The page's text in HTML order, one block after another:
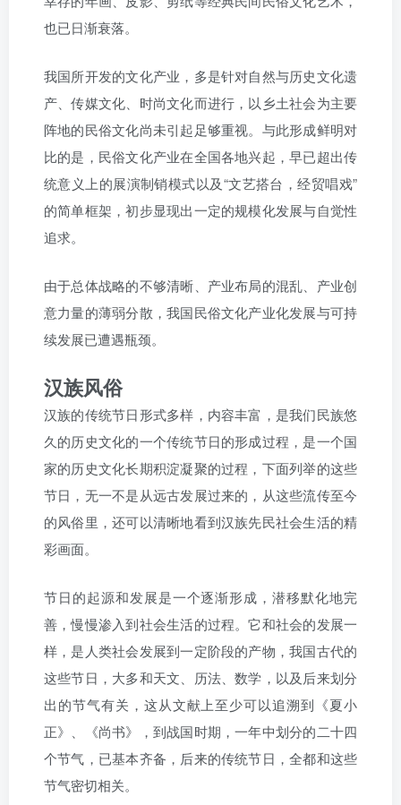
也已日渐衰落。
我国所开发的文化产业，多是针对自然与历史文化遗
产、传媒文化、时尚文化而进行，以乡土社会为主要
阵地的民俗文化尚未引起足够重视。与此形成鲜明对
比的是，民俗文化产业在全国各地兴起，早已超出传
统意义上的展演制销模式以及“文艺搭台，经贸唱戏”
的简单框架，初步显现出一定的规模化发展与自觉性
追求。
由于总体战略的不够清晰、产业布局的混乱、产业创
意力量的薄弱分散，我国民俗文化产业化发展与可持
续发展已遭遇瓶颈。
汉族风俗
汉族的传统节日形式多样，内容丰富，是我们民族悠
久的历史文化的一个传统节日的形成过程，是一个国
家的历史文化长期积淀凝聚的过程，下面列举的这些
节日，无一不是从远古发展过来的，从这些流传至今
的风俗里，还可以清晰地看到汉族先民社会生活的精
彩画面。
节日的起源和发展是一个逐渐形成，潜移默化地完
善，慢慢渗入到社会生活的过程。它和社会的发展一
样，是人类社会发展到一定阶段的产物，我国古代的
这些节日，大多和天文、历法、数学，以及后来划分
出的节气有关，这从文献上至少可以追溯到《夏小
正》、《尚书》，到战国时期，一年中划分的二十四
个节气，已基本齐备，后来的传统节日，全都和这些
节气密切相关。